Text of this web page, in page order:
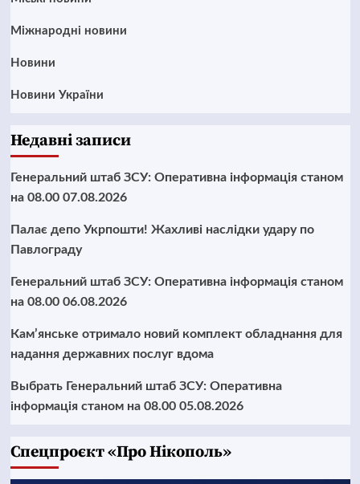
Міжнародні новини
Новини
Новини України
Недавні записи
Генеральний штаб ЗСУ: Оперативна інформація станом
на 08.00 07.08.2026
Палає депо Укрпошти! Жахливі наслідки удару по
Павлограду
Генеральний штаб ЗСУ: Оперативна інформація станом
на 08.00 06.08.2026
Кам’янське отримало новий комплект обладнання для
надання державних послуг вдома
Выбрать Генеральний штаб ЗСУ: Оперативна
інформація станом на 08.00 05.08.2026
Cпецпроєкт «Про Нікополь»